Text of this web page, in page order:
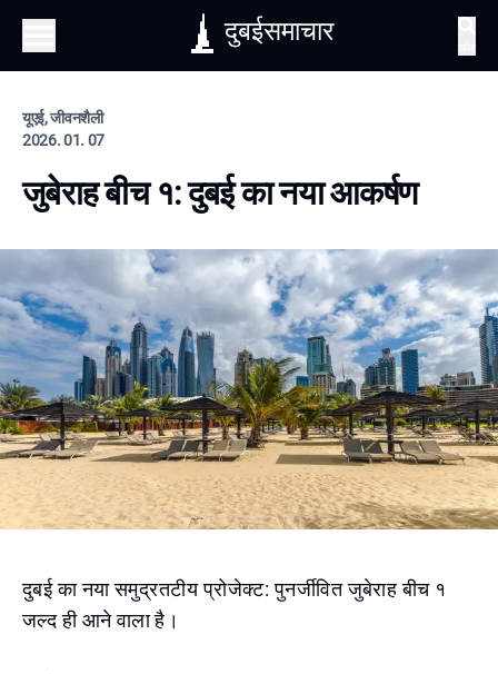
दुबईसमाचार
यूएई, जीवनशैली
2026. 01. 07
जुबेराह बीच १: दुबई का नया आकर्षण
दुबई का नया समुद्रतटीय प्रोजेक्ट: पुनर्जीवित जुबेराह बीच १
जल्द ही आने वाला है।